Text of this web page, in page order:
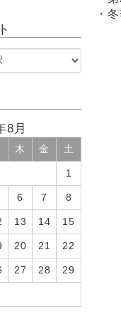
・
8月
木 金 土
1
6 7 8
13 14 15
20 21 22
27 28 29